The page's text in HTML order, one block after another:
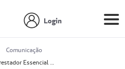
Login
Comunicação
Prestador Essencial Gestão em Saúde Ereli (51004354-7)